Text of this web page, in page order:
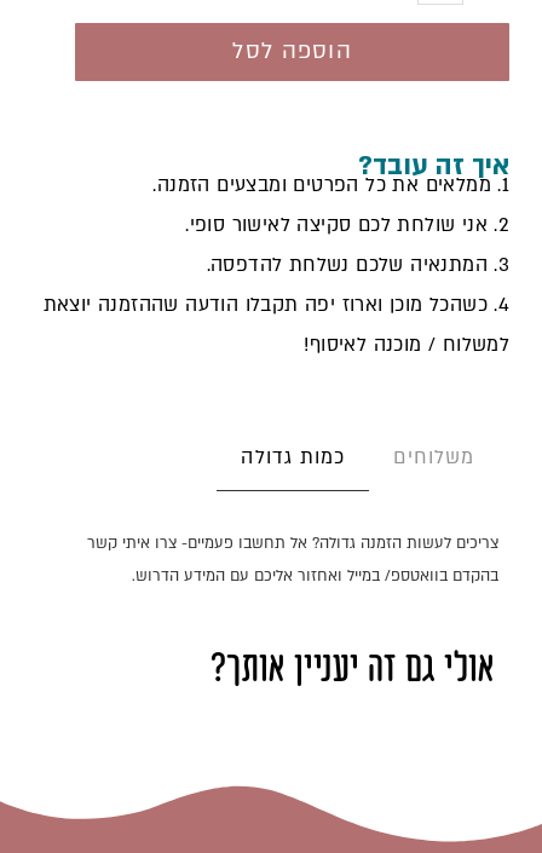
הוספה לסל
איך זה עובד?
1. ממלאים את כל הפרטים ומבצעים הזמנה.
2. אני שולחת לכם סקיצה לאישור סופי.
3. המתנאיה שלכם נשלחת להדפסה.
4. כשהכל מוכן וארוז יפה תקבלו הודעה שההזמנה יוצאת
למשלוח / מוכנה לאיסוף!
משלוחים כמות גדולה
צריכים לעשות הזמנה גדולה? אל תחשבו פעמיים- צרו איתי קשר
בהקדם בוואטספ/ במייל ואחזור אליכם עם המידע הדרוש.
אולי גם זה יעניין אותך?